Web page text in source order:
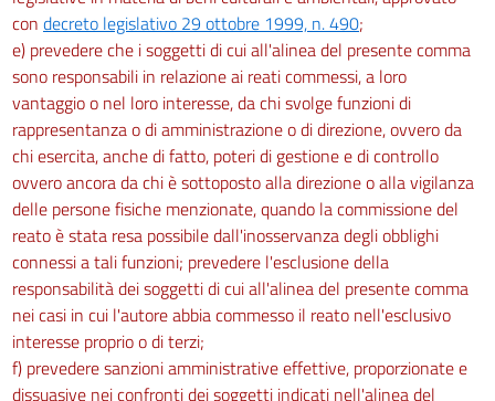
190
191
192
193
194
195
196
197
198
Capo III
Protezione dei lavoratori dai rischi di esposizione a vibrazioni
199
con decreto legislativo 29 ottobre 1999, n. 490;
e) prevedere che i soggetti di cui all'alinea del presente comma
sono responsabili in relazione ai reati commessi, a loro
vantaggio o nel loro interesse, da chi svolge funzioni di
rappresentanza o di amministrazione o di direzione, ovvero da
chi esercita, anche di fatto, poteri di gestione e di controllo
ovvero ancora da chi è sottoposto alla direzione o alla vigilanza
delle persone fisiche menzionate, quando la commissione del
reato è stata resa possibile dall'inosservanza degli obblighi
connessi a tali funzioni; prevedere l'esclusione della
responsabilità dei soggetti di cui all'alinea del presente comma
nei casi in cui l'autore abbia commesso il reato nell'esclusivo
interesse proprio o di terzi;
f) prevedere sanzioni amministrative effettive, proporzionate e
dissuasive nei confronti dei soggetti indicati nell'alinea del